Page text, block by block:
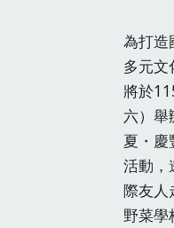
為打造
多元文
將於
六）舉
夏・慶
活動，
際友人
野菜學